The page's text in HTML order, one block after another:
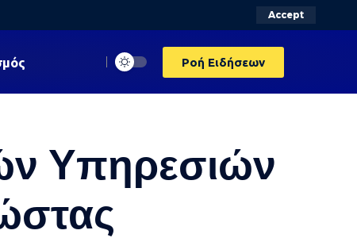
Accept
Ροή Ειδήσεων
Υπηρεσιών